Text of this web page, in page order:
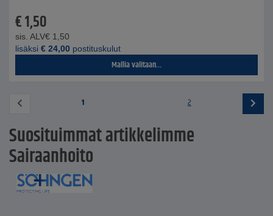
€1,50
sis. ALV€ 1,50
lisäksi € 24,00 postituskulut
Mallia valitaan...
1 2
Suosituimmat artikkelimme
Sairaanhoito